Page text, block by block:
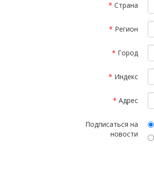
Страна
Регион
Город
Индекс
Адрес
Подписаться на
новости